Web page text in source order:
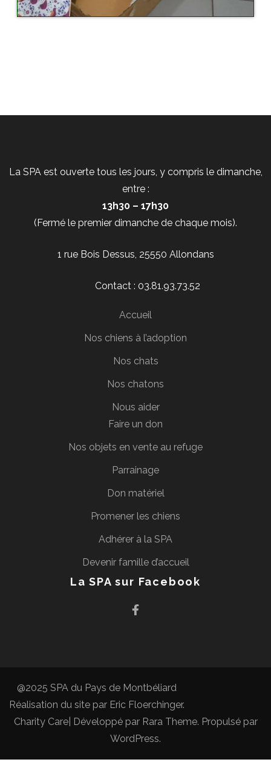
La SPA est ouverte tous les jours, y compris le dimanche,
entre :
13h30 – 17h30
(Fermé le premier dimanche de chaque mois).
1 rue Bois Dessus, 25550 Allondans
Contact : 03.81.93.73.52
Accueil
Nos chiens à l’adoption
Nos chats
Nos chatons
Nous aider
Faire un don
Nos objets en vente au refuge
Parrainage
Don matériel
Promener les chiens
Adhérer à la SPA
Devenir famille d’accueil
La SPA sur Facebook
@2025 SPA du Pays de Montbéliard
Réalisation du site par Eric Floerchinger.
Charity Care| Développé par Rara Theme. Propulsé par
WordPress.